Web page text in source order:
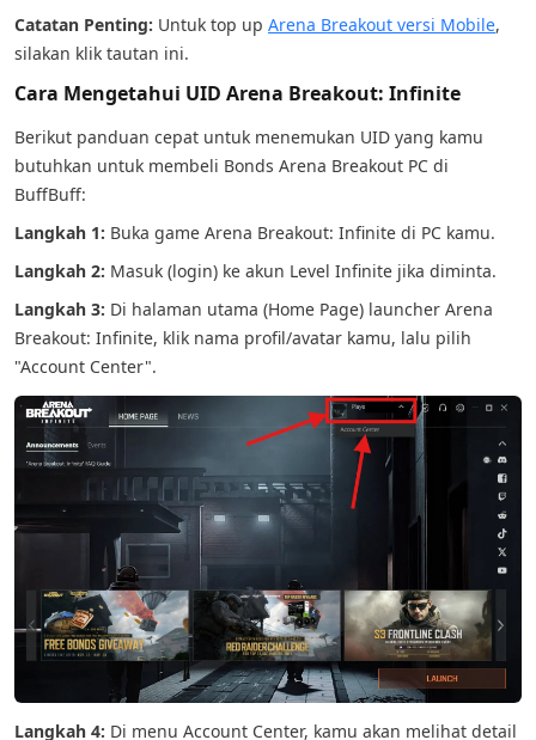
Catatan Penting: Untuk top up Arena Breakout versi Mobile,
silakan klik tautan ini.
Cara Mengetahui UID Arena Breakout: Infinite
Berikut panduan cepat untuk menemukan UID yang kamu
butuhkan untuk membeli Bonds Arena Breakout PC di
BuffBuff:
Langkah 1: Buka game Arena Breakout: Infinite di PC kamu.
Langkah 2: Masuk (login) ke akun Level Infinite jika diminta.
Langkah 3: Di halaman utama (Home Page) launcher Arena
Breakout: Infinite, klik nama profil/avatar kamu, lalu pilih
"Account Center".
Langkah 4: Di menu Account Center, kamu akan melihat detail